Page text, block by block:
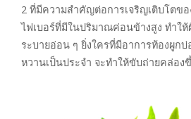
2 ที่มีความสำคัญต่อการเจริญเติบโตขอ
ไฟเบอร์ที่มีในปริมาณค่อนข้างสูง ทำใ
ระบายอ่อน ๆ ยิ่งใครที่มีอาการท้องผูก
หวานเป็นประจำ จะทำให้ขับถ่ายคล่อง